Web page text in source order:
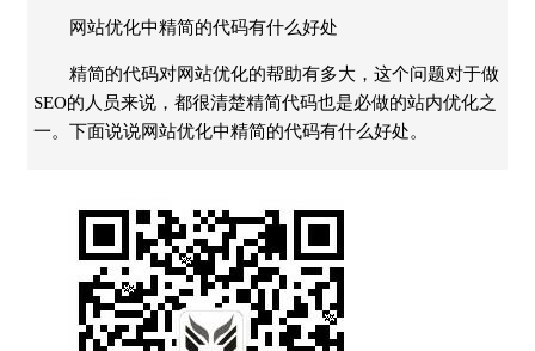
网站优化中精简的代码有什么好处
精简的代码对网站优化的帮助有多大，这个问题对于做
SEO的人员来说，都很清楚精简代码也是必做的站内优化之
一。下面说说网站优化中精简的代码有什么好处。